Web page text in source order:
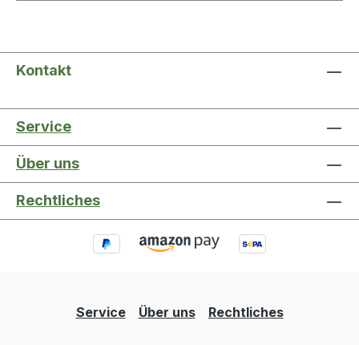
Kontakt
Service
Über uns
Rechtliches
Service Über uns Rechtliches